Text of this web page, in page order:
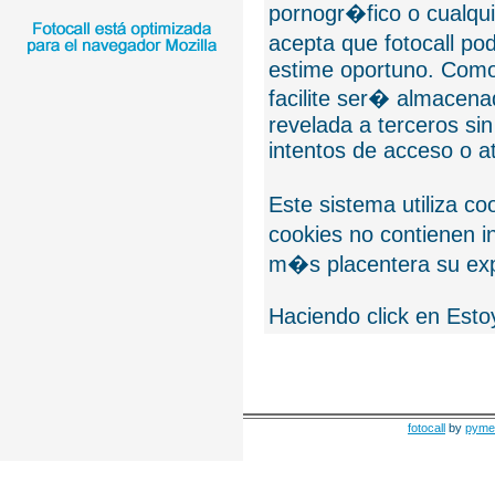
pornogr�fico o
acepta que fotocall
estime oportuno.
facilite ser�
revelada a terceros
intentos de acceso o
Este sistema utiliza
cookies no contienen
m�s placentera su
Haciendo click en
fotocall by